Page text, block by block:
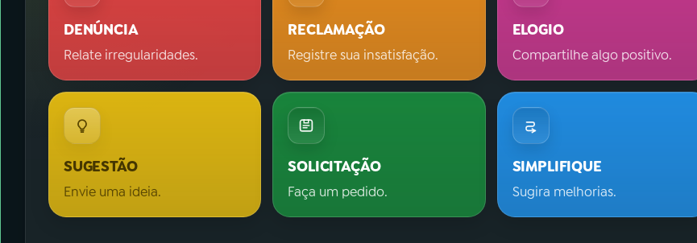
DENÚNCIA
Relate irregularidades.
RECLAMAÇÃO
Registre sua insatisfação.
ELOGIO
Compartilhe algo positivo.
SUGESTÃO
Envie uma ideia.
SOLICITAÇÃO
Faça um pedido.
SIMPLIFIQUE
Sugira melhorias.